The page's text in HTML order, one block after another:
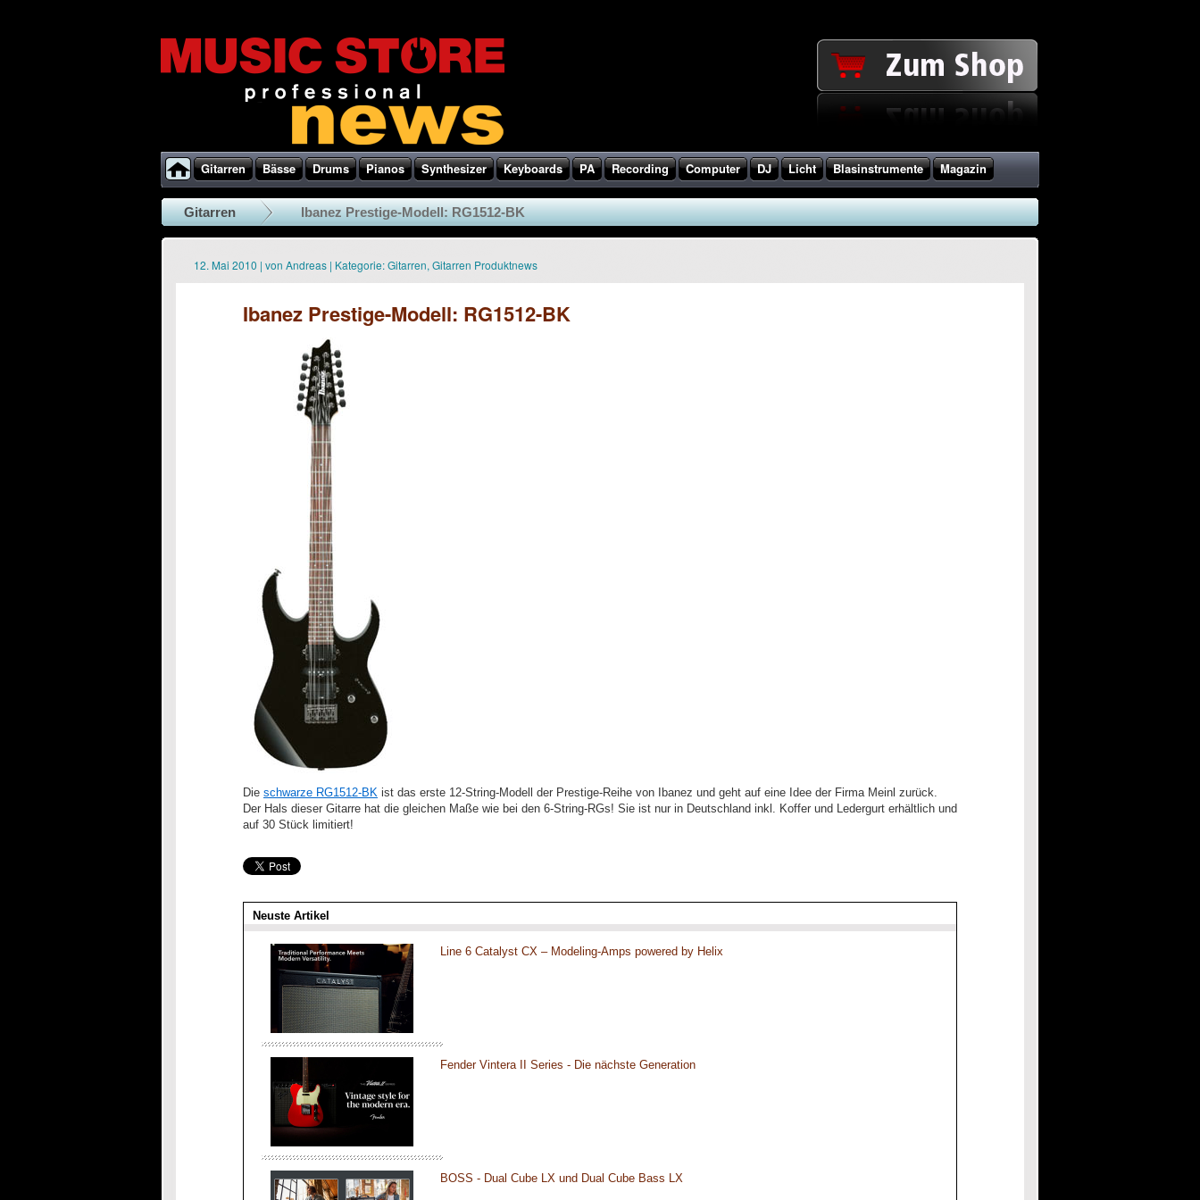
Gitarren Bässe Drums Pianos Synthesizer Keyboards PA Recording Computer DJ Licht Blasinstrumente Magazin
Gitarren Ibanez Prestige-Modell: RG1512-BK
12. Mai 2010 | von Andreas | Kategorie:Gitarren, Gitarren Produktnews
Ibanez Prestige-Modell: RG1512-BK
Die schwarze RG1512-BK ist das erste 12-String-Modell der Prestige-Reihe von Ibanez und geht auf eine Idee der Firma Meinl zurück.
Der Hals dieser Gitarre hat die gleichen Maße wie bei den 6-String-RGs! Sie ist nur in Deutschland inkl. Koffer und Ledergurt erhältlich und
auf 30 Stück limitiert!
Neuste Artikel
Line 6 Catalyst CX – Modeling-Amps powered by Helix
Fender Vintera II Series - Die nächste Generation
BOSS - Dual Cube LX und Dual Cube Bass LX